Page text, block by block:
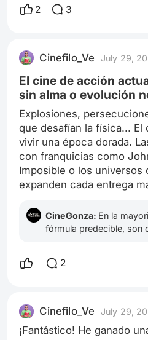
por el amor, por esa
emocional, y lo hace con
remueve. Jack Campbell
creía. Era un ejecutivo
2 3
Cinefilo_Ve July 29,
El cine de acción
sin alma o evolución
Explosiones,
que desafían la física...
vivir una época dorada.
con franquicias como
Imposible o los universos
expanden cada entrega
cine de acción sigue
convertido en una
CineGonza: En la
fórmula predecible, son
2
Cinefilo_Ve July 29,
¡Fantástico! He ganado